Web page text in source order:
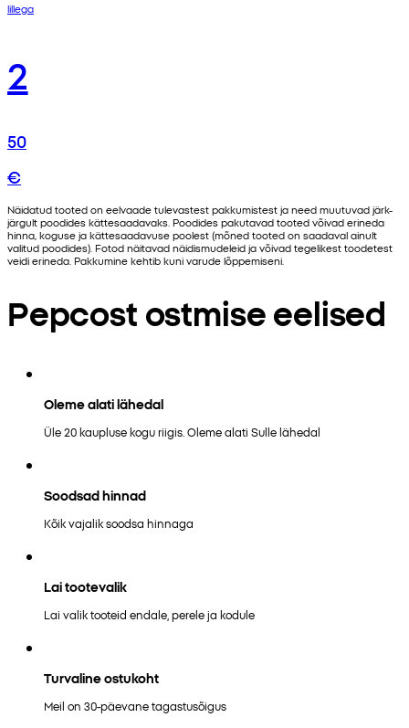
lillega
2
50
€
Näidatud tooted on eelvaade tulevastest pakkumistest ja need muutuvad järk-
järgult poodides kättesaadavaks. Poodides pakutavad tooted võivad erineda
hinna, koguse ja kättesaadavuse poolest (mõned tooted on saadaval ainult
valitud poodides). Fotod näitavad näidismudeleid ja võivad tegelikest toodetest
veidi erineda. Pakkumine kehtib kuni varude lõppemiseni.
Pepcost ostmise eelised
Oleme alati lähedal
Üle 20 kaupluse kogu riigis. Oleme alati Sulle lähedal
Soodsad hinnad
Kõik vajalik soodsa hinnaga
Lai tootevalik
Lai valik tooteid endale, perele ja kodule
Turvaline ostukoht
Meil on 30-päevane tagastusõigus